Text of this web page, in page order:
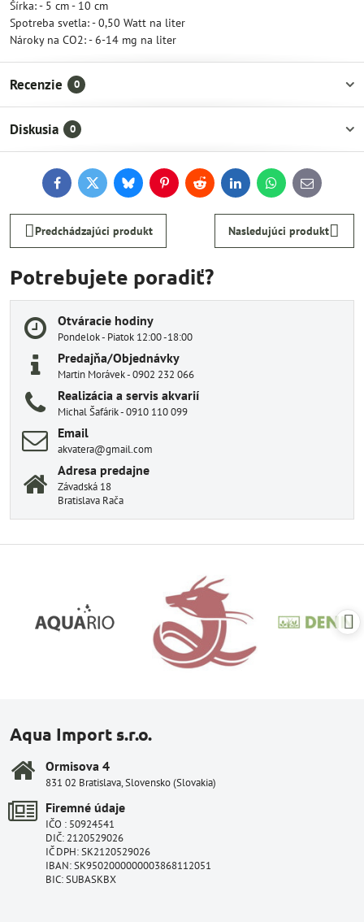
Šírka: - 5 cm - 10 cm
Spotreba svetla: - 0,50 Watt na liter
Nároky na CO2: - 6-14 mg na liter
Recenzie 0
Diskusia 0
FacebookTwitterBlueskyPinterestReddit LinkedInWhatsApp
E-
mail
Predchádzajúci produkt Nasledujúci produkt
Potrebujete poradiť?
Otváracie hodiny
Pondelok - Piatok 12:00 -18:00
Predajňa/Objednávky
Martin Morávek - 0902 232 066
Realizácia a servis akvarií
Michal Šafárik - 0910 110 099
Email
akvatera@gmail.com
Adresa predajne
Závadská 18
Bratislava Rača
Aqua Import s.r.o.
Ormisova 4
831 02 Bratislava, Slovensko (Slovakia)
Firemné údaje
IČO : 50924541
DIČ: 2120529026
IČ DPH: SK2120529026
IBAN: SK9502000000003868112051
BIC: SUBASKBX